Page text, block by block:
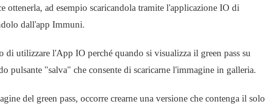
ottenerla, ad esempio scaricandola tramite l'applicazione IO di
dall'app Immuni.
di utilizzare l'App IO perché quando si visualizza il green pass su
pulsante "salva" che consente di scaricarne l'immagine in galleria.
del green pass, occorre crearne una versione che contenga il solo